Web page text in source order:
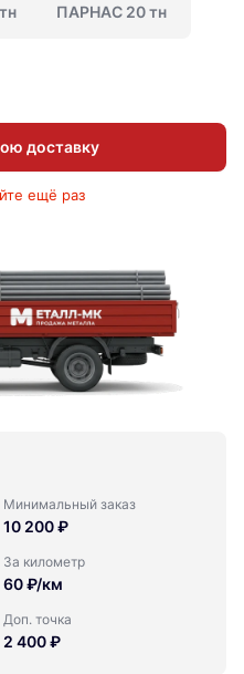
ПАРНАС 20 тн
доставку
ещё раз
Минимальный заказ
10 200 ₽
За километр
60 ₽/км
Доп. точка
2 400 ₽